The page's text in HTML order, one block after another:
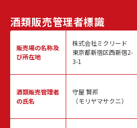
酒類販売管理者標識
販売場の名称及
び所在地
酒類販売管理者
の氏名
株式会社ミクリード
東京都新宿区西新宿2-
3-1
守屋 賢邦
（モリヤマサクニ）